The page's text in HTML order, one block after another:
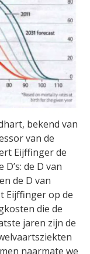
bekend van
van de
Eijffinger de
de D van
de D van
Eijffinger op de
die de
jaren zijn de
naarmate we